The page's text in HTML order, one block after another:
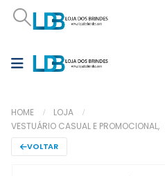
HOME
LOJA
VESTUÁRIO CASUAL E PROMOCIONAL,
VOLTAR